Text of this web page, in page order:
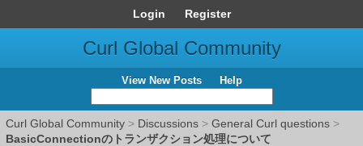
Login Register
Curl Global Community
View New Posts Help
Curl Global Community > Discussions > General Curl questions >
BasicConnectionのトランザクション処理について